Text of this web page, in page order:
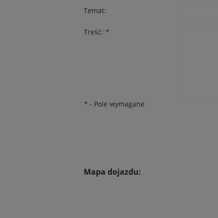
Temat:
Treść: *
* - Pole wymagane
Mapa dojazdu: